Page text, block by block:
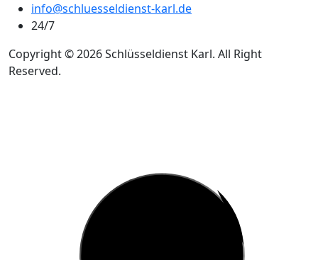
info@schluesseldienst-karl.de
24/7
Copyright © 2026 Schlüsseldienst Karl. All Right
Reserved.